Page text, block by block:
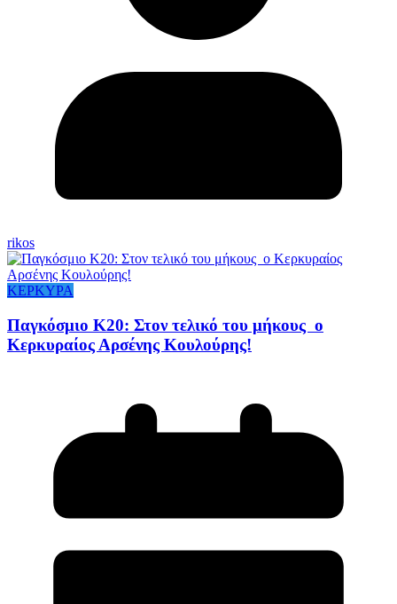
rikos
ΚΕΡΚΥΡΑ
Παγκόσμιο Κ20: Στον τελικό του μήκους ο
Κερκυραίος Αρσένης Κουλούρης!